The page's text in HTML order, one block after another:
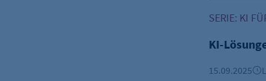
Cookie Laufzeit:
SERIE: KI
KI-
15.09.2025